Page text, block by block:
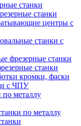
станки
станки
центры с
станки с
фрезерные станки
станки
кромки, фаски
с ЧПУ
по металлу
по металлу